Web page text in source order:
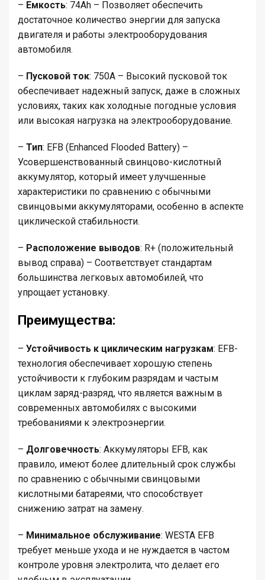
– Емкость: 74Ah – Позволяет обеспечить
достаточное количество энергии для запуска
двигателя и работы электрооборудования
автомобиля.
– Пусковой ток: 750A – Высокий пусковой ток
обеспечивает надежный запуск, даже в сложных
условиях, таких как холодные погодные условия
или высокая нагрузка на электрооборудование.
– Тип: EFB (Enhanced Flooded Battery) –
Усовершенствованный свинцово-кислотный
аккумулятор, который имеет улучшенные
характеристики по сравнению с обычными
свинцовыми аккумуляторами, особенно в аспекте
циклической стабильности.
– Расположение выводов: R+ (положительный
вывод справа) – Соответствует стандартам
большинства легковых автомобилей, что
упрощает установку.
Преимущества:
– Устойчивость к циклическим нагрузкам: EFB-
технология обеспечивает хорошую степень
устойчивости к глубоким разрядам и частым
циклам заряд-разряд, что является важным в
современных автомобилях с высокими
требованиями к электроэнергии.
– Долговечность: Аккумуляторы EFB, как
правило, имеют более длительный срок службы
по сравнению с обычными свинцовыми
кислотными батареями, что способствует
снижению затрат на замену.
– Минимальное обслуживание: WESTA EFB
требует меньше ухода и не нуждается в частом
контроле уровня электролита, что делает его